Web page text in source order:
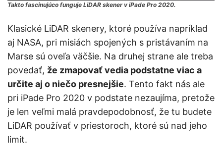
Takto fascinujúco funguje LiDAR skener v iPade Pro 2020.
Klasické LiDAR skenery, ktoré používa napríklad
aj NASA, pri misiách spojených s pristávaním na
Marse sú oveľa väčšie. Na druhej strane ale treba
povedať, že zmapovať vedia podstatne viac a
určite aj o niečo presnejšie. Tento fakt nás ale
pri iPade Pro 2020 v podstate nezaujíma, pretože
je len veľmi malá pravdepodobnosť, že tu budete
LiDAR používať v priestoroch, ktoré sú nad jeho
limit.